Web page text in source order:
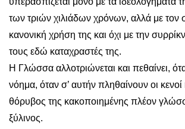
των τριών χιλιάδων χρόνων, αλλά με τον
κανονική χρήση της και όχι με την
τους εδώ καταχραστές της.
Η Γλώσσα αλλοτριώνεται και πεθαίνει,
νόημα, όταν σ’ αυτήν πληθαίνουν οι κενοί
θόρυβος της κακοποιημένης πλέον
ξύλινος.